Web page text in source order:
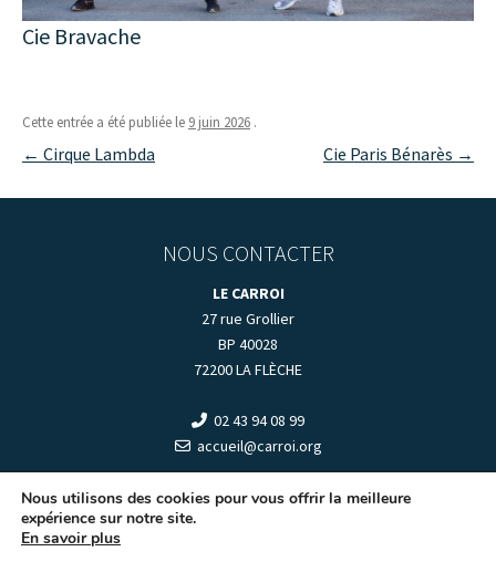
Cie Bravache
Cette entrée a été publiée le 9 juin 2026 .
Navigation
← Cirque Lambda Cie Paris Bénarès →
NOUS CONTACTER
LE CARROI
27 rue Grollier
BP 40028
72200 LA FLÈCHE
02 43 94 08 99
accueil@carroi.org
+HORAIRES D'OUVERTURE+
Nous utilisons des cookies pour vous offrir la meilleure
expérience sur notre site.
En savoir plus